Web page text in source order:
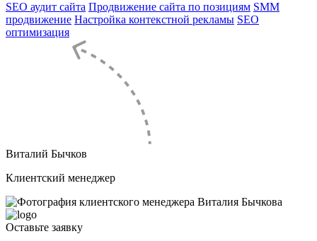
SEO аудит сайта Продвижение сайта по позициям SMM
продвижение Настройка контекстной рекламы SEO
оптимизация
Виталий Бычков
Клиентский менеджер
Оставьте заявку